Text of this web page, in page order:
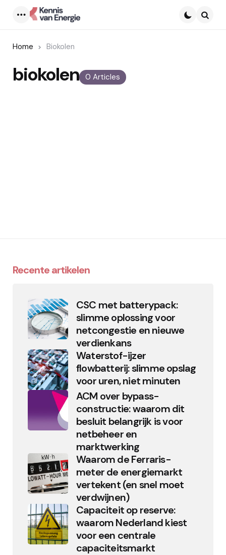
Home Biokolen
0 Articles
biokolen
Recente artikelen
CSC met batterypack:
slimme oplossing voor
netcongestie en nieuwe
verdienkans
Waterstof-ijzer
flowbatterij: slimme opslag
voor uren, niet minuten
ACM over bypass-
constructie: waarom dit
besluit belangrijk is voor
netbeheer en
marktwerking
Waarom de Ferraris-
meter de energiemarkt
vertekent (en snel moet
verdwijnen)
Capaciteit op reserve:
waarom Nederland kiest
voor een centrale
capaciteitsmarkt